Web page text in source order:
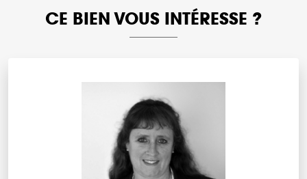
CE BIEN VOUS INTÉRESSE ?